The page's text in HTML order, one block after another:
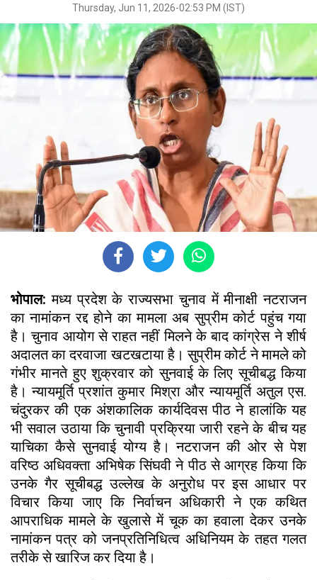
Thursday, Jun 11, 2026-02:53 PM (IST)
भोपाल:मध्य प्रदेश के राज्यसभा चुनाव में मीनाक्षी नटराजन
का नामांकन रद्द होने का मामला अब सुप्रीम कोर्ट पहुंच गया
है। चुनाव आयोग से राहत नहीं मिलने के बाद कांग्रेस ने शीर्ष
अदालत का दरवाजा खटखटाया है। सुप्रीम कोर्ट ने मामले को
गंभीर मानते हुए शुक्रवार को सुनवाई के लिए सूचीबद्ध किया
है। न्यायमूर्ति प्रशांत कुमार मिश्रा और न्यायमूर्ति अतुल एस.
चंदुरकर की एक अंशकालिक कार्यदिवस पीठ ने हालांकि यह
भी सवाल उठाया कि चुनावी प्रक्रिया जारी रहने के बीच यह
याचिका कैसे सुनवाई योग्य है। नटराजन की ओर से पेश
वरिष्ठ अधिवक्ता अभिषेक सिंघवी ने पीठ से आग्रह किया कि
उनके गैर सूचीबद्ध उल्लेख के अनुरोध पर इस आधार पर
विचार किया जाए कि निर्वाचन अधिकारी ने एक कथित
आपराधिक मामले के खुलासे में चूक का हवाला देकर उनके
नामांकन पत्र को जनप्रतिनिधित्व अधिनियम के तहत गलत
तरीके से खारिज कर दिया है।